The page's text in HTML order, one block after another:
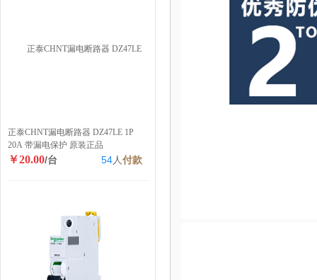
正泰CHNT漏电断路器 DZ47LE 1P
20A 带漏电保护 原装正品
￥20.00/台 54人付款